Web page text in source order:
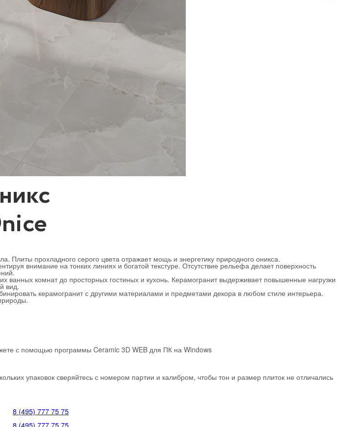
прохладного серого цвета отражает мощь и энергетику природного оникса.
внимание на тонких линиях и богатой текстуре. Отсутствие рельефа делает поверхность
комнат до просторных гостиных и кухонь. Керамогранит выдерживает повышенные нагрузки
вид.
керамогранит с другими материалами и предметами декора в любом стиле интерьера.
с помощью программы Ceramic 3D WEB для ПК на Windows
упаковок сверяйтесь с номером партии и калибром, чтобы тон и размер плиток не отличались
8 (495) 777 75 75
8 (495) 777 75 75